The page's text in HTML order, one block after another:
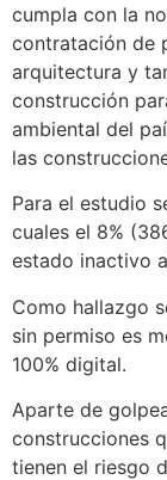
cumpla con la
contratación de
arquitectura y
construcción
ambiental del
las
Para el estudio
cuales el 8%
estado inactivo
Como hallazgo
sin permiso es
100% digital.
Aparte de
construcciones
tienen el riesgo